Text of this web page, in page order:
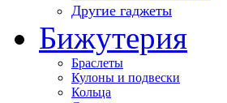
Другие гаджеты
Бижутерия
Браслеты
Кулоны и подвески
Кольца